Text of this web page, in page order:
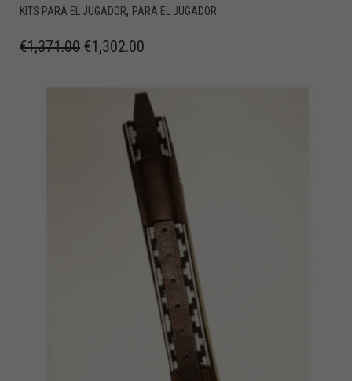
KITS PARA EL JUGADOR, PARA EL JUGADOR
€1,371.00 €1,302.00